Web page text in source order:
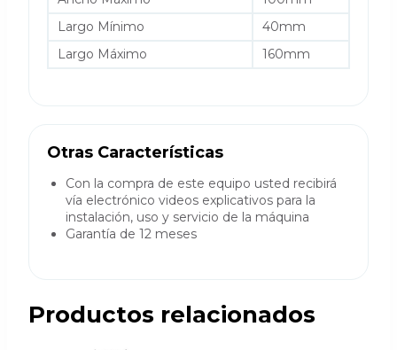
Largo Mínimo
40mm
Largo Máximo
160mm
Otras Características
Con la compra de este equipo usted recibirá
vía electrónico videos explicativos para la
instalación, uso y servicio de la máquina
Garantía de 12 meses
Productos relacionados